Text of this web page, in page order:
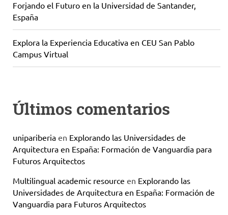
Forjando el Futuro en la Universidad de Santander,
España
Explora la Experiencia Educativa en CEU San Pablo
Campus Virtual
Últimos comentarios
unipariberia en Explorando las Universidades de
Arquitectura en España: Formación de Vanguardia para
Futuros Arquitectos
Multilingual academic resource en Explorando las
Universidades de Arquitectura en España: Formación de
Vanguardia para Futuros Arquitectos